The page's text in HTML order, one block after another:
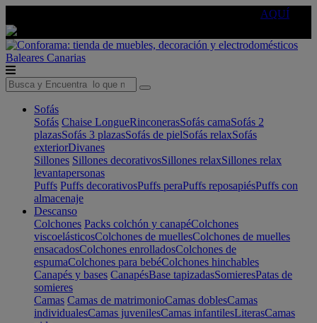
AQUÍ
Baleares Canarias
Sofás
Sofás Chaise LongueRinconerasSofás camaSofás 2
plazasSofás 3 plazasSofás de pielSofás relaxSofás
exteriorDivanes
Sillones Sillones decorativosSillones relaxSillones relax
levantapersonas
Puffs Puffs decorativosPuffs peraPuffs reposapiésPuffs con
almacenaje
Descanso
Colchones Packs colchón y canapéColchones
viscoelásticosColchones de muellesColchones de muelles
ensacadosColchones enrolladosColchones de
espumaColchones para bebéColchones hinchables
Canapés y bases CanapésBase tapizadasSomieresPatas de
somieres
Camas Camas de matrimonioCamas doblesCamas
individualesCamas juvenilesCamas infantilesLiterasCamas